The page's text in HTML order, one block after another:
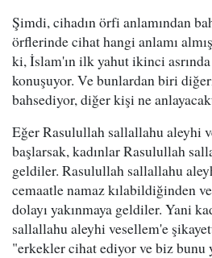
Şimdi, cihadın örfi anlamından
örflerinde cihat hangi anlamı
ki, İslam'ın ilk yahut ikinci
konuşuyor. Ve bunlardan biri
bahsediyor, diğer kişi ne
Eğer Rasulullah sallallahu aleyhi
başlarsak, kadınlar Rasulullah
geldiler. Rasulullah sallallahu
cemaatle namaz kılabildiğinden
dolayı yakınmaya geldiler. Yani
sallallahu aleyhi vesellem'e
"erkekler cihat ediyor ve biz bunu